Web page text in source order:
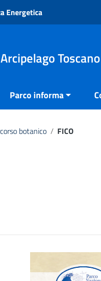
Energetica
Toscano
Parco informa
botanico / FICO